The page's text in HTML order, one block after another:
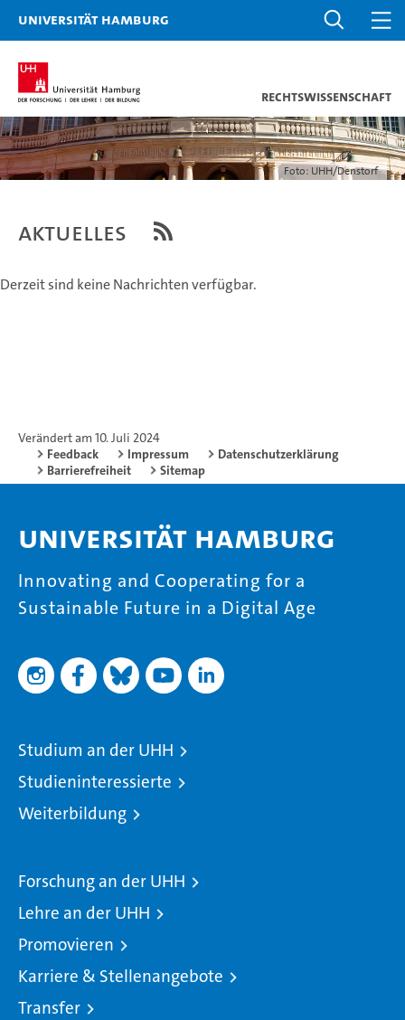
Universität Hamburg
Rechtswissenschaft
Foto: UHH/Denstorf
Aktuelles
Derzeit sind keine Nachrichten verfügbar.
Verändert am 10. Juli 2024
Feedback
Impressum
Datenschutzerklärung
Barrierefreiheit
Sitemap
Universität Hamburg
Innovating and Cooperating for a
Sustainable Future in a Digital Age
Studium an der UHH
Studieninteressierte
Weiterbildung
Forschung an der UHH
Lehre an der UHH
Promovieren
Karriere & Stellenangebote
Transfer